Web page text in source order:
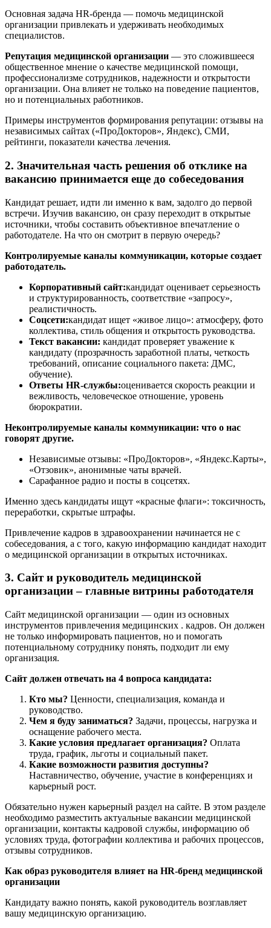
Основная задача HR-бренда — помочь медицинской
организации привлекать и удерживать необходимых
специалистов.
Репутация медицинской организации — это сложившееся
общественное мнение о качестве медицинской помощи,
профессионализме сотрудников, надежности и открытости
организации. Она влияет не только на поведение пациентов,
но и потенциальных работников.
Примеры инструментов формирования репутации: отзывы на
независимых сайтах («ПроДокторов», Яндекс), СМИ,
рейтинги, показатели качества лечения.
2. Значительная часть решения об отклике на
вакансию принимается еще до собеседования
Кандидат решает, идти ли именно к вам, задолго до первой
встречи. Изучив вакансию, он сразу переходит в открытые
источники, чтобы составить объективное впечатление о
работодателе. На что он смотрит в первую очередь?
Контролируемые каналы коммуникации, которые создает
работодатель.
Корпоративный сайт:кандидат оценивает серьезность
и структурированность, соответствие «запросу»,
реалистичность.
Соцсети:кандидат ищет «живое лицо»: атмосферу, фото
коллектива, стиль общения и открытость руководства.
Текст вакансии: кандидат проверяет уважение к
кандидату (прозрачность заработной платы, четкость
требований, описание социального пакета: ДМС,
обучение).
Ответы HR-службы:оценивается скорость реакции и
вежливость, человеческое отношение, уровень
бюрократии.
Неконтролируемые каналы коммуникации: что о нас
говорят другие.
Независимые отзывы: «ПроДокторов», «Яндекс.Карты»,
«Отзовик», анонимные чаты врачей.
Сарафанное радио и посты в соцсетях.
Именно здесь кандидаты ищут «красные флаги»: токсичность,
переработки, скрытые штрафы.
Привлечение кадров в здравоохранении начинается не с
собеседования, а с того, какую информацию кандидат находит
о медицинской организации в открытых источниках.
3. Сайт и руководитель медицинской
организации – главные витрины работодателя
Сайт медицинской организации — один из основных
инструментов привлечения медицинских . кадров. Он должен
не только информировать пациентов, но и помогать
потенциальному сотруднику понять, подходит ли ему
организация.
Сайт должен отвечать на 4 вопроса кандидата:
Кто мы? Ценности, специализация, команда и
руководство.
Чем я буду заниматься? Задачи, процессы, нагрузка и
оснащение рабочего места.
Какие условия предлагает организация? Оплата
труда, график, льготы и социальный пакет.
Какие возможности развития доступны?
Наставничество, обучение, участие в конференциях и
карьерный рост.
Обязательно нужен карьерный раздел на сайте. В этом разделе
необходимо разместить актуальные вакансии медицинской
организации, контакты кадровой службы, информацию об
условиях труда, фотографии коллектива и рабочих процессов,
отзывы сотрудников.
Как образ руководителя влияет на HR-бренд медицинской
организации
Кандидату важно понять, какой руководитель возглавляет
вашу медицинскую организацию.